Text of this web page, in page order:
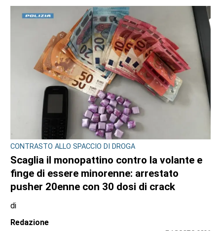
CONTRASTO ALLO SPACCIO DI DROGA
Scaglia il monopattino contro la volante e
finge di essere minorenne: arrestato
pusher 20enne con 30 dosi di crack
di
Redazione